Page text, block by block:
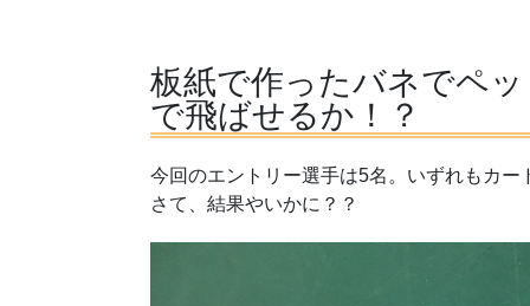
板紙で作ったバネでペ
で飛ばせるか！？
今回のエントリー選手は5名。いずれもカ
さて、結果やいかに？？